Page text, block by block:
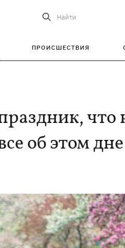
Найти
ПРОИСШЕСТВИЯ
что
об этом дне